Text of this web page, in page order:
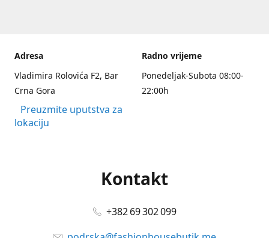
Adresa
Vladimira Rolovića F2, Bar
Crna Gora
Preuzmite uputstva za
lokaciju
Radno vrijeme
Ponedeljak-Subota 08:00-
22:00h
Kontakt
+382 69 302 099